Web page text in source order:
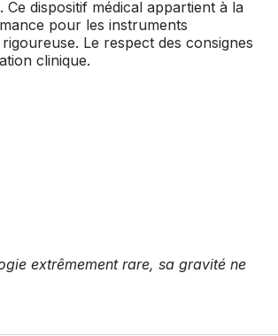
dispositif médical appartient à la
pour les instruments
Le respect des consignes
clinique.
extrêmement rare, sa gravité ne